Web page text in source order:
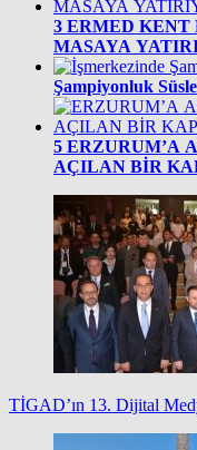
3 ERMED KENT
MASAYA
Şampiyonluk
5 ERZURUM’A
AÇILAN BİR
TİGAD’ın 13. Dijital